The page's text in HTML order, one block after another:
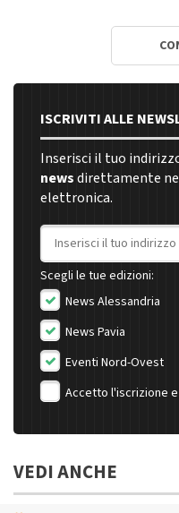
ISCRIVITI ALLE
Inserisci il tuo
newsdirettamente
elettronica.
Indirizzo email
Scegli le tue edizioni:
News Alessandria
News Pavia
Eventi Nord-Ovest
Accetto l'iscrizione e
VEDI ANCHE